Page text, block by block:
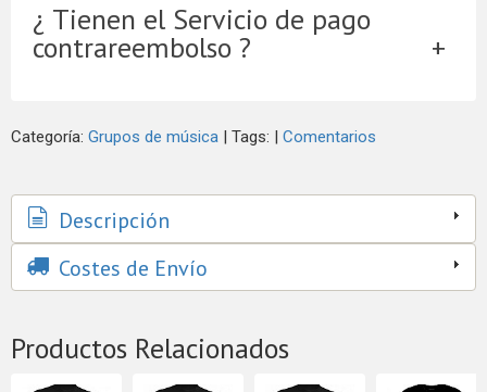
¿ Tienen el Servicio de pago
contrareembolso ?
Categoría: Grupos de música Tags: Comentarios
Descripción
Costes de Envío
Productos Relacionados